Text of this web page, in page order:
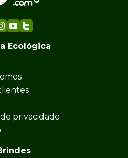
Ecológica
privacidade